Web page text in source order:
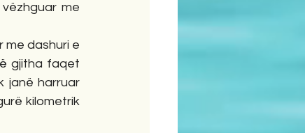
me
me dashuri e
gjitha faqet
janë harruar
kilometrik